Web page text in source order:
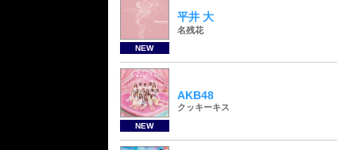
NEW
平井 大
名残花
NEW
AKB48
クッキーキス